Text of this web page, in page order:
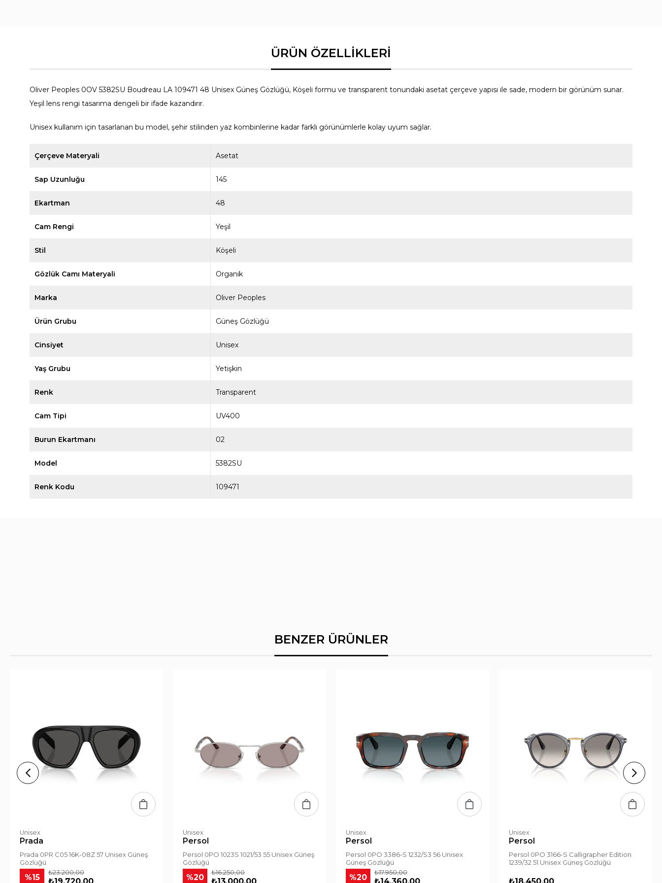
Oliver Peoples 0OV 5382SU Boudreau LA 109471 48 Unisex Güneş Gözlüğü, Köşeli formu ve transparent tonundaki asetat çerçeve yapısı ile sade, modern bir görünüm sunar.
Yeşil lens rengi tasarıma dengeli bir ifade kazandırır.
Unisex kullanım için tasarlanan bu model, şehir stilinden yaz kombinlerine kadar farklı görünümlerle kolay uyum sağlar.
Çerçeve Materyali Asetat
Sap Uzunluğu 145
Ekartman 48
Cam Rengi Yeşil
Stil Köşeli
Gözlük Camı Materyali Organik
Marka Oliver Peoples
Ürün Grubu Güneş Gözlüğü
Cinsiyet Unisex
Yaş Grubu Yetişkin
Renk Transparent
Cam Tipi UV400
Burun Ekartmanı 02
Model 5382SU
Renk Kodu 109471
BENZER ÜRÜNLER
Unisex
Prada
Prada 0PR C05 16K-08Z 57 Unisex Güneş
Gözlüğü
%15
₺23.200,00
Unisex
Persol
Persol 0PO 1023S 1021/53 55 Unisex Güneş
Gözlüğü
%20
₺16.250,00
Unisex
Persol
Persol 0PO 3386-S 1232/S3 56 Unisex
Güneş Gözlüğü
%20
₺17.950,00
Unisex
Persol
Persol 0PO 3166-S Calligrapher Edition
1239/32 51 Unisex Güneş Gözlüğü